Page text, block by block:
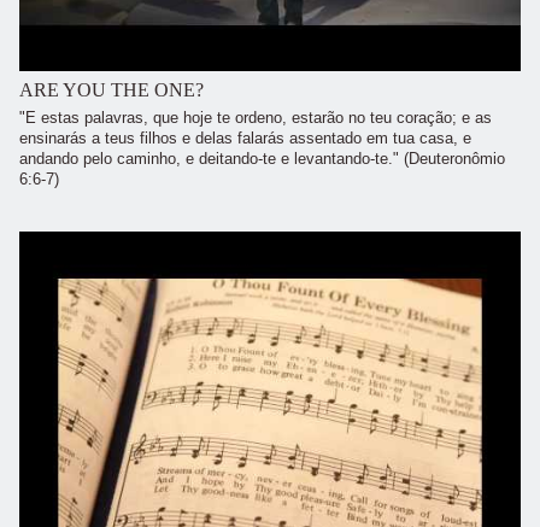
ARE YOU THE ONE?
"E estas palavras, que hoje te ordeno, estarão no teu coração; e as
ensinarás a teus filhos e delas falarás assentado em tua casa, e
andando pelo caminho, e deitando-te e levantando-te." (Deuteronômio
6:6-7)